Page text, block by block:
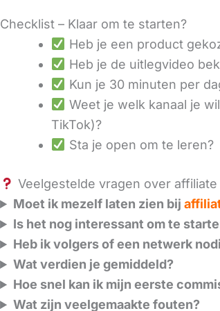
Checklist – Klaar om te starten?
Heb je een product
Heb je de uitlegvideo
Kun je 30 minuten per
Weet je welk kanaal je
TikTok)?
Sta je open om te leren?
Veelgestelde vragen over
Moet ik mezelf laten zien bij
Is het nog interessant om te
Heb ik volgers of een netwerk
Wat verdien je gemiddeld?
Hoe snel kan ik mijn eerste
Wat zijn veelgemaakte fouten?